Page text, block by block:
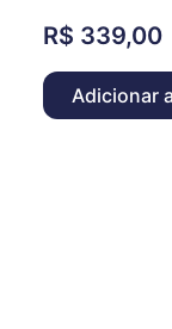
R$ 339,00
Adicionar